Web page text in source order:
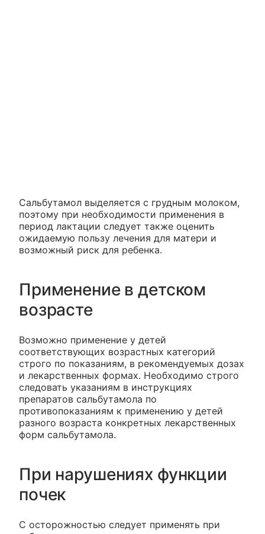
Сальбутамол выделяется с грудным молоком,
поэтому при необходимости применения в
период лактации следует также оценить
ожидаемую пользу лечения для матери и
возможный риск для ребенка.
Применение в детском
возрасте
Возможно применение у детей
соответствующих возрастных категорий
строго по показаниям, в рекомендуемых дозах
и лекарственных формах. Необходимо строго
следовать указаниям в инструкциях
препаратов сальбутамола по
противопоказаниям к применению у детей
разного возраста конкретных лекарственных
форм сальбутамола.
При нарушениях функции
почек
С осторожностью следует применять при